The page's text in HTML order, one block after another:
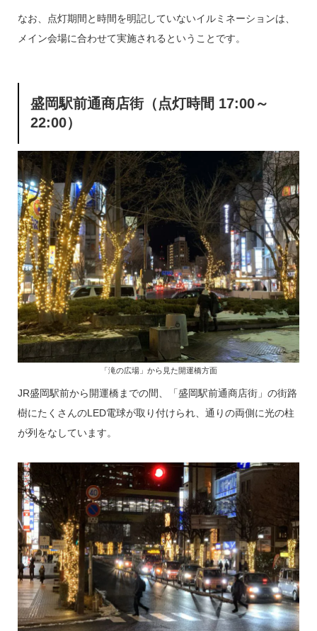
なお、点灯期間と時間を明記していないイルミネーションは、
メイン会場に合わせて実施されるということです。
盛岡駅前通商店街（点灯時間 17:00～
22:00）
「滝の広場」から見た開運橋方面
JR盛岡駅前から開運橋までの間、「盛岡駅前通商店街」の街路
樹にたくさんのLED電球が取り付けられ、通りの両側に光の柱
が列をなしています。